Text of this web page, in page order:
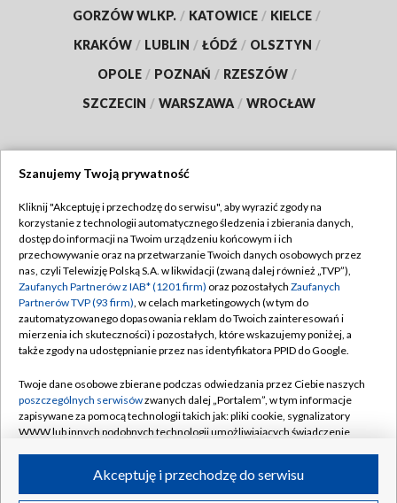
GORZÓW WLKP. / KATOWICE / KIELCE /
KRAKÓW / LUBLIN / ŁÓDŹ / OLSZTYN /
OPOLE / POZNAŃ / RZESZÓW /
SZCZECIN / WARSZAWA / WROCŁAW
TVP
Abonament TVP
Emisja w TVP
Centrum informacji TVP
Naziemna Telewizja Cyfrowa
Rada Programowa
System NOS
Informacje o nadawcy
Program dla prasy
Regulamin TVP
Polityka prywatności
Moje zgody
Pomoc
Kontakt
Kanały
Szanujemy Twoją prywatność
Kliknij "Akceptuję i przechodzę do serwisu", aby wyrazić zgody na
korzystanie z technologii automatycznego śledzenia i zbierania danych,
dostęp do informacji na Twoim urządzeniu końcowym i ich
przechowywanie oraz na przetwarzanie Twoich danych osobowych przez
nas, czyli Telewizję Polską S.A. w likwidacji (zwaną dalej również „TVP”),
Zaufanych Partnerów z IAB* (1201 firm) oraz pozostałych Zaufanych
Partnerów TVP (93 firm), w celach marketingowych (w tym do
zautomatyzowanego dopasowania reklam do Twoich zainteresowań i
mierzenia ich skuteczności) i pozostałych, które wskazujemy poniżej, a
także zgody na udostępnianie przez nas identyfikatora PPID do Google.
Twoje dane osobowe zbierane podczas odwiedzania przez Ciebie naszych
poszczególnych serwisówzwanych dalej „Portalem”, w tym informacje
zapisywane za pomocą technologii takich jak: pliki cookie, sygnalizatory
WWW lub innych podobnych technologii umożliwiających świadczenie
ruchu w Internecie.Akceptuję i przechodzę do serwisu